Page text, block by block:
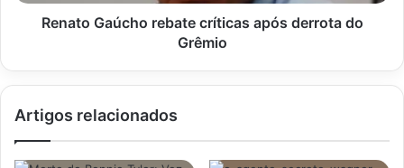
Renato Gaúcho rebate críticas após derrota do
Grêmio
Artigos relacionados